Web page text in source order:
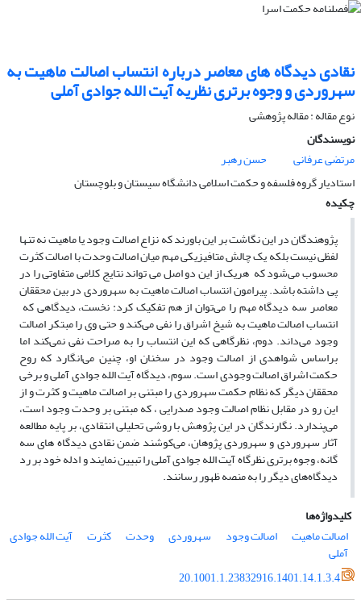
نقادی دیدگاه های معاصر درباره انتساب اصالت ماهیت به
سهروردی و وجوه برتری نظریه آیت الله جوادی آملی
نوع مقاله : مقاله پژوهشی
نویسندگان
مرتضی عرفانی
حسن رهبر
استادیار گروه فلسفه و حکمت اسلامی دانشگاه سیستان و بلوچستان
چکیده
پژوهندگان در این نگاشت بر این باورند که نزاع اصالت وجود یا ماهیت نه تنها
لفظی نیست بلکه یک چالش متافیزیکی مهم میان اصالت وحدت با اصالت کثرت
محسوب می‌شود که هریک از این دو اصل می تواند نتایج کلامی متفاوتی را در
پی داشته باشد. پیرامون انتساب اصالت ماهیت به سهروردی در بین محققان
معاصر سه دیدگاه مهم را می‌توان از هم تفکیک کرد: نخست، دیدگاهی که
انتساب اصالت ماهیت به شیخ اشراق را نفی می‌کند و حتی وی را مبتکر اصالت
وجود می‌داند. دوم، نظرگاهی که این انتساب را به صراحت نفی نمی‌کند اما
براساس شواهدی از اصالت وجود در سخنان او، چنین می‌انگارد که روح
حکمت اشراق اصالت وجودی است. سوم، دیدگاه آیت الله جوادی آملی و برخی
محققان دیگر که نظام حکمت سهروردی را مبتنی بر اصالت ماهیت و کثرت و از
این رو در مقابل نظام اصالت وجود صدرایی ، که مبتنی بر وحدت وجود است،
می‌پندارد. نگارندگان در این پژوهش با روشی تحلیلی انتقادی، بر پایه مطالعه
آثار سهروردی و سهروردی ‌پژوهان، می‌کوشند ضمن نقادی دیدگاه های سه
گانه، وجوه برتری نظرگاه آیت الله جوادی آملی را تبیین نمایند و ادله خود بر رد
دیدگاه‌های دیگر را به منصه ظهور رسانند.
کلیدواژه‌ها
اصالت ماهیت
اصالت وجود سهروردی وحدت کثرت آیت الله جوادی
آملی
20.1001.1.23832916.1401.14.1.3.4